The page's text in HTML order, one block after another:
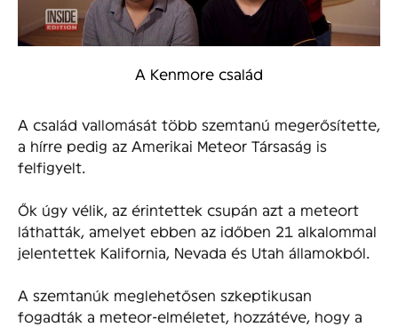
A Kenmore család
A család vallomását több szemtanú megerősítette,
a hírre pedig az Amerikai Meteor Társaság is
felfigyelt.
Ők úgy vélik, az érintettek csupán azt a meteort
láthatták, amelyet ebben az időben 21 alkalommal
jelentettek Kalifornia, Nevada és Utah államokból.
A szemtanúk meglehetősen szkeptikusan
fogadták a meteor-elméletet, hozzátéve, hogy a